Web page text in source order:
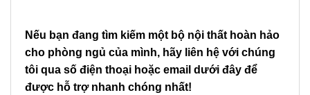
Nếu bạn đang tìm kiếm một bộ nội thất hoàn hảo
cho phòng ngủ của mình, hãy liên hệ với chúng
tôi qua số điện thoại hoặc email dưới đây để
được hỗ trợ nhanh chóng nhất!